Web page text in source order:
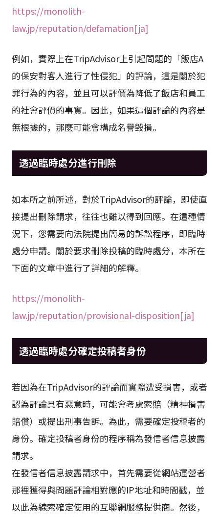
https://monolith-
law.jp/reputation/defamation[ja]
例如，實際上在TripAdvisor上引起問題的「飯店A
的保安對客人進行了性侵犯」的評論，這是關於犯
罪行為的內容，並且可以評價為降低了飯店和員工
的社會評價的事實。因此，如果這個評論的內容是
無根據的，那麼可能會構成名譽毀損。
透過臨時處分進行刪除
如本所之前所述，對於TripAdvisor的評論，即使直
接提出刪除請求，往往也難以得到回應。在這種情
況下，您需要向法院提出簡易的訴訟程序，即臨時
處分申請。關於要求刪除投稿的臨時處分，本所在
下面的文章中進行了詳細的解釋。
https://monolith-
law.jp/reputation/provisional-disposition[ja]
透過臨時處分確定投稿者身份
若因為在TripAdvisor的評論而實際遭受損害，或者
認為評論具有惡意時，可能會考慮索賠（精神損害
賠償）或提出刑事告訴。為此，需要確定投稿者的
身份。確定投稿者身份的程序稱為發信者信息披露
請求。
在發信者信息披露請求中，首先需要從網站運營者
那裡獲得與問題評論相對應的IP地址和時間戳，並
以此為線索確定使用的互聯網服務提供商。然後，